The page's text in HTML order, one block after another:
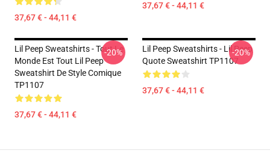
37,67 € - 44,11 €
37,67 € - 44,11 €
Lil Peep Sweatshirts - Tout Le
Monde Est Tout Lil Peep
Sweatshirt De Style Comique
TP1107
37,67 € - 44,11 €
-20%
Lil Peep Sweatshirts - Lil Peep
Quote Sweatshirt TP1107
37,67 € - 44,11 €
-20%